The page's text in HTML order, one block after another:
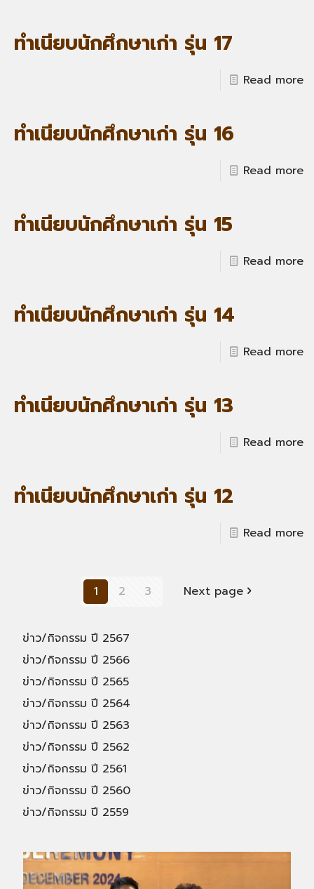
ทำเนียบนักศึกษาเก่า รุ่น 17
Read more
ทำเนียบนักศึกษาเก่า รุ่น 16
Read more
ทำเนียบนักศึกษาเก่า รุ่น 15
Read more
ทำเนียบนักศึกษาเก่า รุ่น 14
Read more
ทำเนียบนักศึกษาเก่า รุ่น 13
Read more
ทำเนียบนักศึกษาเก่า รุ่น 12
Read more
1 2 3 Next page
ข่าว/กิจกรรม ปี 2567
ข่าว/กิจกรรม ปี 2566
ข่าว/กิจกรรม ปี 2565
ข่าว/กิจกรรม ปี 2564
ข่าว/กิจกรรม ปี 2563
ข่าว/กิจกรรม ปี 2562
ข่าว/กิจกรรม ปี 2561
ข่าว/กิจกรรม ปี 2560
ข่าว/กิจกรรม ปี 2559